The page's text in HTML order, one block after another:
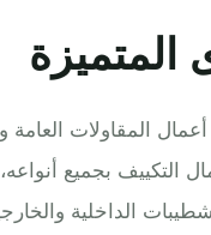
العامة وتنفيذ
بجميع أنواعه، مع
والخارجية.